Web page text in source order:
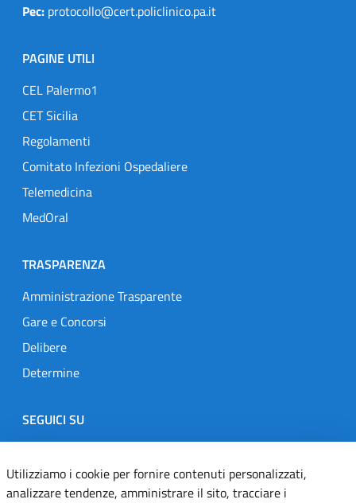
Pec: protocollo@cert.policlinico.pa.it
PAGINE UTILI
CEL Palermo1
CET Sicilia
Regolamenti
Comitato Infezioni Ospedaliere
Telemedicina
MedOral
TRASPARENZA
Amministrazione Trasparente
Gare e Concorsi
Delibere
Determine
SEGUICI SU
Designers Italia
TwitterInstagramYoutubeLinkedin
Utilizziamo i cookie per fornire contenuti personalizzati,
analizzare tendenze, amministrare il sito, tracciare i